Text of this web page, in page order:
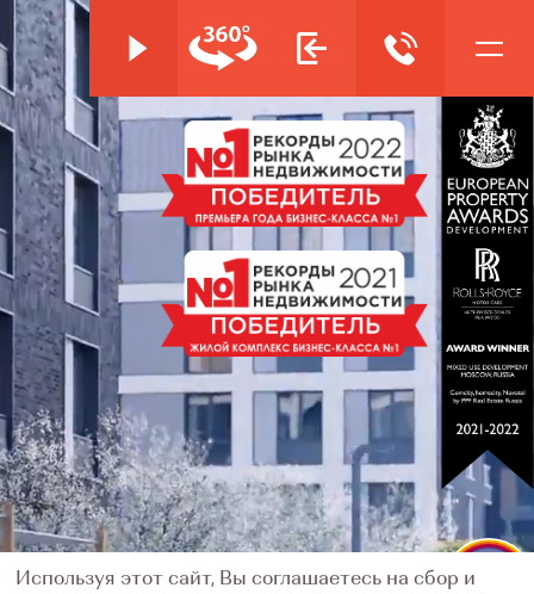
Используя этот сайт, Вы соглашаетесь на сбор и